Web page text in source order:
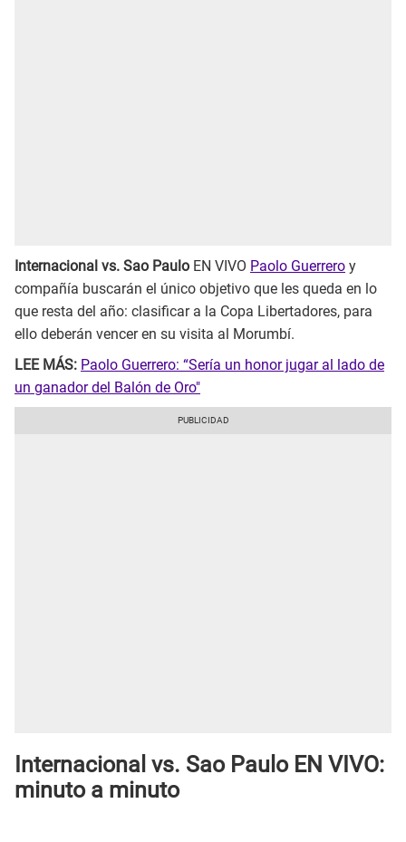
Internacional vs. Sao Paulo EN VIVO Paolo Guerrero y
compañía buscarán el único objetivo que les queda en lo
que resta del año: clasificar a la Copa Libertadores, para
ello deberán vencer en su visita al Morumbí.
LEE MÁS: Paolo Guerrero: “Sería un honor jugar al lado de
un ganador del Balón de Oro"
Internacional vs. Sao Paulo EN VIVO:
minuto a minuto